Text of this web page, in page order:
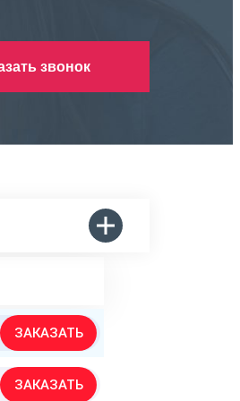
звонок
ЗАКАЗАТЬ
ЗАКАЗАТЬ